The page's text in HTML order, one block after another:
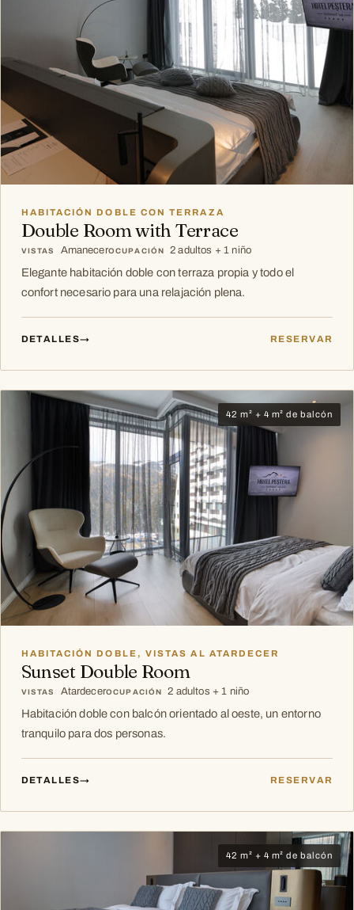
HABITACIÓN DOBLE CON TERRAZA
Double Room with Terrace
VISTAS AmanecerOCUPACIÓN 2 adultos + 1 niño
Elegante habitación doble con terraza propia y todo el
confort necesario para una relajación plena.
DETALLES→ RESERVAR
42 m² + 4 m² de balcón
HABITACIÓN DOBLE, VISTAS AL ATARDECER
Sunset Double Room
VISTAS AtardecerOCUPACIÓN 2 adultos + 1 niño
Habitación doble con balcón orientado al oeste, un entorno
tranquilo para dos personas.
DETALLES→ RESERVAR
42 m² + 4 m² de balcón